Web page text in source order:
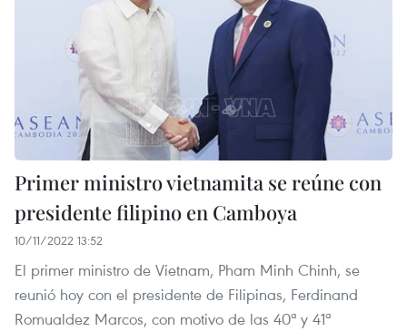
Primer ministro vietnamita se reúne con
presidente filipino en Camboya
10/11/2022 13:52
El primer ministro de Vietnam, Pham Minh Chinh, se
reunió hoy con el presidente de Filipinas, Ferdinand
Romualdez Marcos, con motivo de las 40ª y 41ª